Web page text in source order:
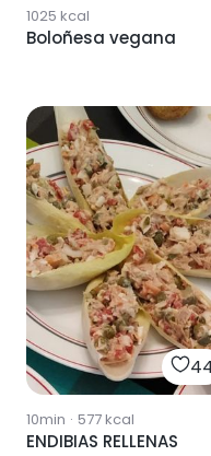
1025 kcal
Boloñesa vegana
10min · 577kcal
ENDIBIAS RELLENAS